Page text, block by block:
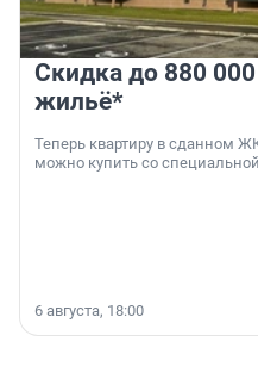
Скидка до 880
жильё*
Теперь квартиру в сданном
можно купить со
6 августа, 18:00